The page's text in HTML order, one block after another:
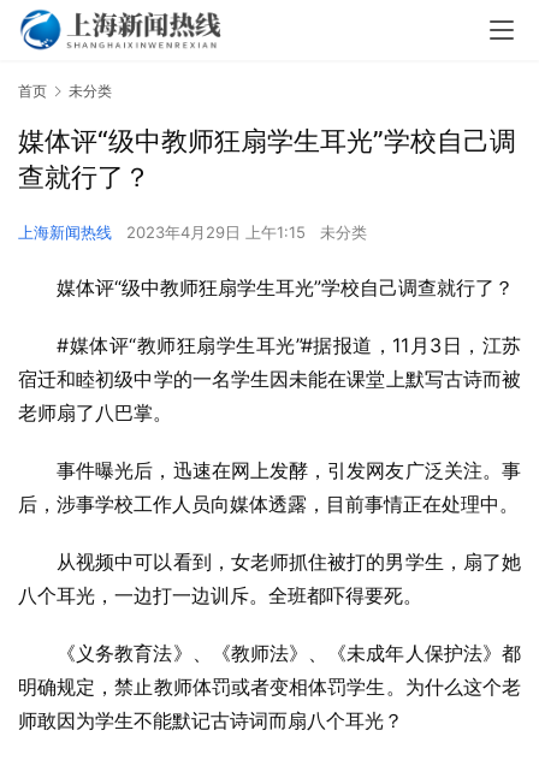
首页 未分类
媒体评“级中教师狂扇学生耳光”学校自己调
查就行了？
上海新闻热线 2023年4月29日 上午1:15 未分类
媒体评“级中教师狂扇学生耳光”学校自己调查就行了？
#媒体评“教师狂扇学生耳光”#据报道，11月3日，江苏
宿迁和睦初级中学的一名学生因未能在课堂上默写古诗而被
老师扇了八巴掌。
事件曝光后，迅速在网上发酵，引发网友广泛关注。事
后，涉事学校工作人员向媒体透露，目前事情正在处理中。
从视频中可以看到，女老师抓住被打的男学生，扇了她
八个耳光，一边打一边训斥。全班都吓得要死。
《义务教育法》、《教师法》、《未成年人保护法》都
明确规定，禁止教师体罚或者变相体罚学生。为什么这个老
师敢因为学生不能默记古诗词而扇八个耳光？